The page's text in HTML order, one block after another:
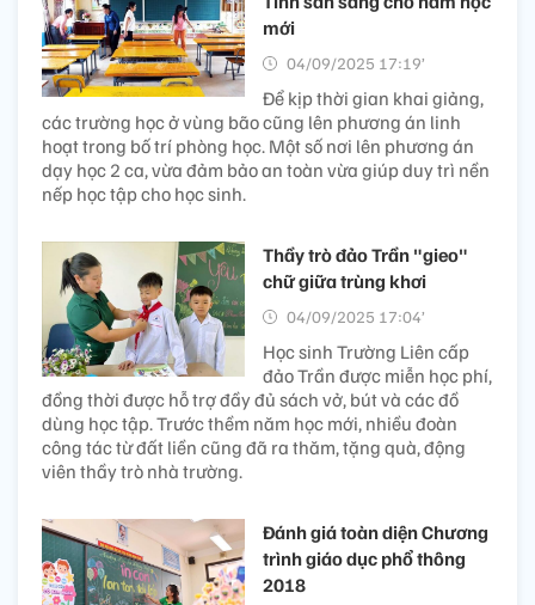
mới
04/09/2025 17:19’
Để kịp thời gian khai giảng,
các trường học ở vùng bão cũng lên phương án linh
hoạt trong bố trí phòng học. Một số nơi lên phương án
dạy học 2 ca, vừa đảm bảo an toàn vừa giúp duy trì nền
nếp học tập cho học sinh.
Thầy trò đảo Trần "gieo"
chữ giữa trùng khơi
04/09/2025 17:04’
Học sinh Trường Liên cấp
đảo Trần được miễn học phí,
đồng thời được hỗ trợ đầy đủ sách vở, bút và các đồ
dùng học tập. Trước thềm năm học mới, nhiều đoàn
công tác từ đất liền cũng đã ra thăm, tặng quà, động
viên thầy trò nhà trường.
Đánh giá toàn diện Chương
trình giáo dục phổ thông
2018